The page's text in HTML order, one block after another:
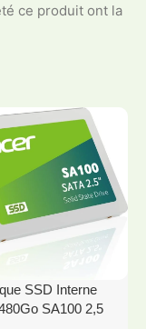
ce produit ont la
SSD Interne
SA100 2,5